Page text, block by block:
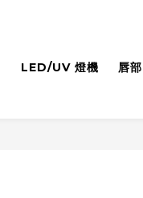
LED/UV 燈機 唇部